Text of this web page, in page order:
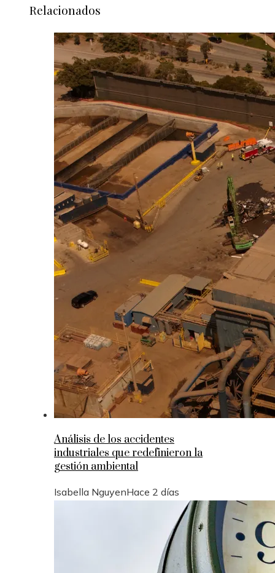
Relacionados
Análisis de los accidentes
industriales que redefinieron la
gestión ambiental
Isabella NguyenHace 2 días